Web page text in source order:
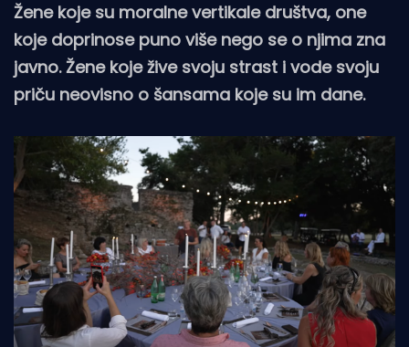
Žene koje su moralne vertikale društva, one
koje doprinose puno više nego se o njima zna
javno. Žene koje žive svoju strast i vode svoju
priču neovisno o šansama koje su im dane.